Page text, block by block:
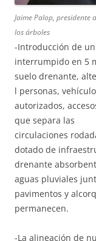
Jaime Palop, presidente
los árboles
-Introducción de
interrumpido en 5
suelo drenante,
l personas,
autorizados,
que separa las
circulaciones
dotado de
drenante
aguas pluviales
pavimentos y
permanecen.
-La alineación de